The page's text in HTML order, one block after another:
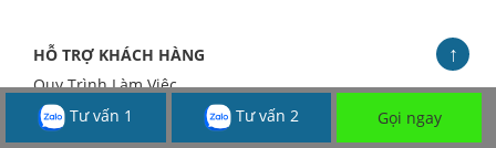
HỖ TRỢ KHÁCH HÀNG
Quy Trình Làm Việc
Bảo Hành - Đổi Trả
↑
Tư vấn 1 Tư vấn 2 Gọi ngay